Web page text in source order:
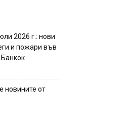
2026 г.: нови
и пожари във
новините от